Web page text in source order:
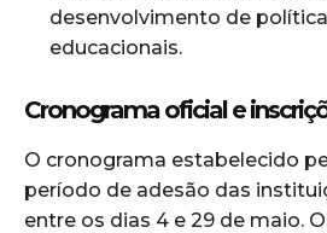
desenvolvimento de
educacionais.
Cronograma oficial e
O cronograma estabelecido
período de adesão das
entre os dias 4 e 29 de maio.